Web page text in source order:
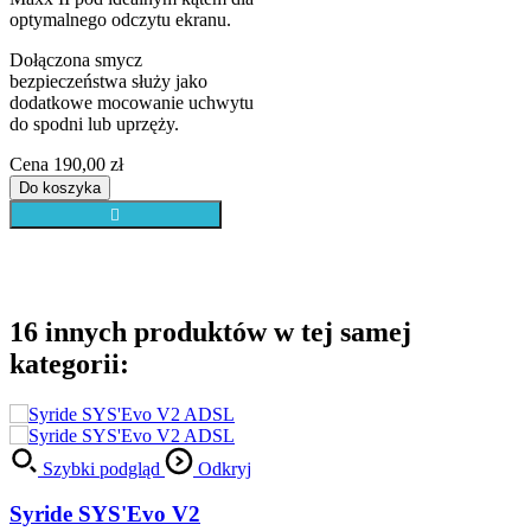
16 innych produktów w tej samej
kategorii: